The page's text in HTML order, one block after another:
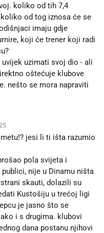
koliko od tih 7,4
od tog iznosa će se
imaju gdje
koji će trener koji radi
uzimati svoj dio - ali
oštećuje klubove
nešto se mora napraviti
jesi li ti išta razumio
pola svijeta i
nije u Dinamu ništa
skauti, dolazili su
Kustošiju u trećoj ligi
je jasno što se
i s drugima. klubovi
dana postanu njihovi